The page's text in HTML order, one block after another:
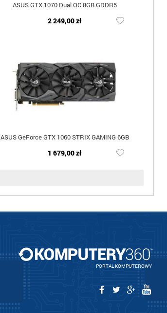
ASUS GTX 1070 Dual OC 8GB GDDR5
2 249,00 zł
ASUS GeForce GTX 1060 STRIX GAMING 6GB
1 679,00 zł
PORTAL KOMPUTEROWY